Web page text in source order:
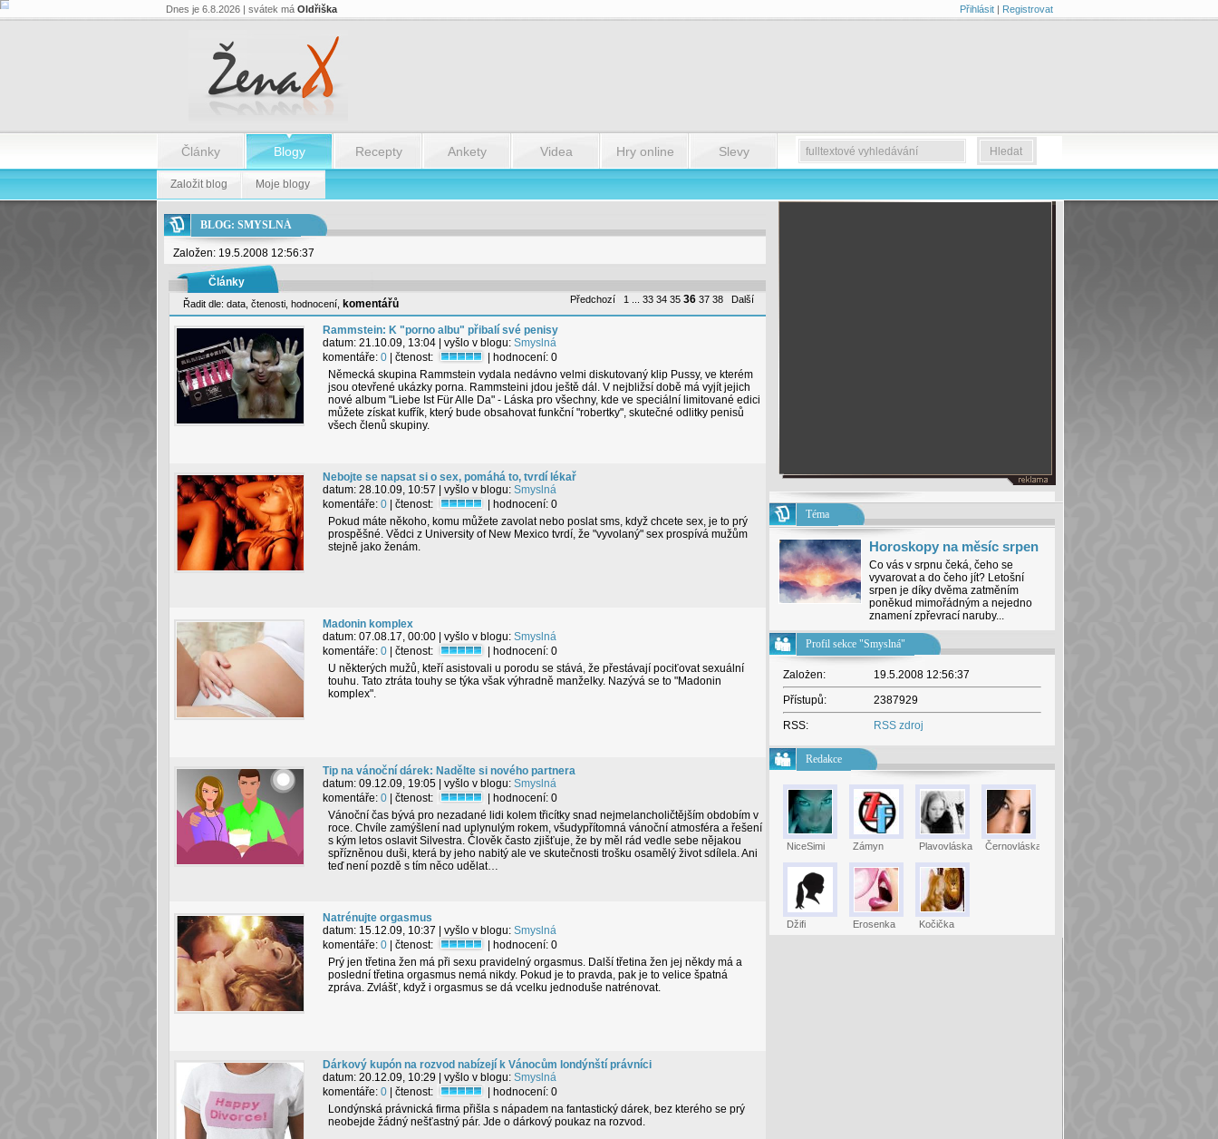
Dnes je 6.8.2026 | svátek má Oldřiška Přihlásit| Registrovat
Články Blogy Recepty Ankety Videa Hry online Slevy
Založit blog Moje blogy
BLOG: SMYSLNÁ
Založen: 19.5.2008 12:56:37
Články
Řadit dle: data, čtenosti, hodnocení, komentářů Předchozí 1 33 34 35 36 37 38 Další
Rammstein: K "porno albu" přibalí své penisy
datum: 21.10.09, 13:04| vyšlo v blogu: Smyslná
komentáře: 0| čtenost: | hodnocení: 0
Německá skupina Rammstein vydala nedávno velmi diskutovaný klip Pussy, ve kterém
jsou otevřené ukázky porna. Rammsteini jdou ještě dál. V nejbližsí době má vyjít jejich
nové album "Liebe Ist Für Alle Da" - Láska pro všechny, kde ve speciální limitované edici
můžete získat kufřík, který bude obsahovat funkční "robertky", skutečné odlitky penisů
všech členů skupiny.
Nebojte se napsat si o sex, pomáhá to, tvrdí lékař
datum: 28.10.09, 10:57 | vyšlo v blogu: Smyslná
komentáře: 0| čtenost: | hodnocení: 0
Pokud máte někoho, komu můžete zavolat nebo poslat sms, když chcete sex, je to prý
prospěšné. Vědci z University of New Mexico tvrdí, že "vyvolaný" sex prospívá mužům
stejně jako ženám.
Madonin komplex
datum: 07.08.17, 00:00| vyšlo v blogu: Smyslná
komentáře: 0| čtenost: | hodnocení: 0
U některých mužů, kteří asistovali u porodu se stává, že přestávají pociťovat sexuální
touhu. Tato ztráta touhy se týka však výhradně manželky. Nazývá se to "Madonin
komplex".
Tip na vánoční dárek: Nadělte si nového partnera
datum: 09.12.09, 19:05| vyšlo v blogu: Smyslná
komentáře: 0| čtenost: | hodnocení: 0
Vánoční čas bývá pro nezadané lidi kolem třicítky snad nejmelancholičtějším obdobím v
roce. Chvíle zamýšlení nad uplynulým rokem, všudypřítomná vánoční atmosféra a řešení
s kým letos oslavit Silvestra. Člověk často zjišťuje, že by měl rád vedle sebe nějakou
spřízněnou duši, která by jeho nabitý ale ve skutečnosti trošku osamělý život sdílela. Ani
teď není pozdě s tím něco udělat…
Natrénujte orgasmus
datum: 15.12.09, 10:37 | vyšlo v blogu: Smyslná
komentáře: 0| čtenost: | hodnocení: 0
Prý jen třetina žen má při sexu pravidelný orgasmus. Další třetina žen jej někdy má a
poslední třetina orgasmus nemá nikdy. Pokud je to pravda, pak je to velice špatná
zpráva. Zvlášť, když i orgasmus se dá vcelku jednoduše natrénovat.
Dárkový kupón na rozvod nabízejí k Vánocům londýnští právníci
datum: 20.12.09, 10:29 | vyšlo v blogu: Smyslná
komentáře: 0| čtenost: | hodnocení: 0
Londýnská právnická firma přišla s nápadem na fantastický dárek, bez kterého se prý
neobejde žádný nešťastný pár. Jde o dárkový poukaz na rozvod.
Téma
Horoskopy na měsíc srpen
Co vás v srpnu čeká, čeho se
vyvarovat a do čeho jít? Letošní
srpen je díky dvěma zatměním
poněkud mimořádným a nejedno
znamení zpřevrací naruby...
Profil sekce "Smyslná"
Založen:
19.5.2008 12:56:37
Přístupů:
2387929
RSS:
RSS zdroj
Redakce
NiceSimi Zámyn Plavovláska Černovláska
Džifi Erosenka Kočička